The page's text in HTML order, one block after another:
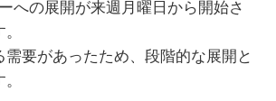
への展開が来週月曜日から開始さ
需要があったため、段階的な展開と